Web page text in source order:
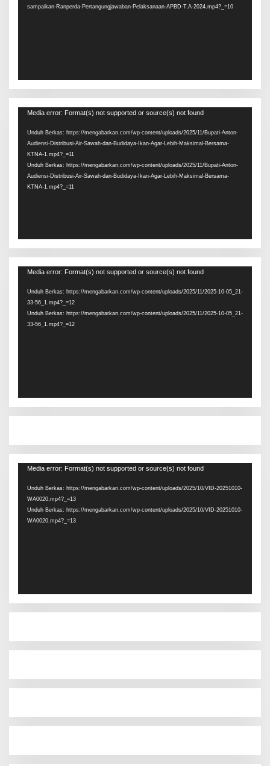
sampaikan-Ranperda-Pertangungjawaban-Pelaksanaan-APBD-T.A-2024.mp4?_=10
Pemutar
Media error: Format(s) not supported or source(s) not found
Unduh Berkas: https://mengabarkan.com/wp-content/uploads/2025/11/Bupati-Anton-
Audiensi-Distribusi-Air-Sawah-dan-Budidaya-Ikan-Agar-Lebih-Maksimal-Bersama-
KTNA-1.mp4?_=11
Unduh Berkas: https://mengabarkan.com/wp-content/uploads/2025/11/Bupati-Anton-
Audiensi-Distribusi-Air-Sawah-dan-Budidaya-Ikan-Agar-Lebih-Maksimal-Bersama-
KTNA-1.mp4?_=11
Pemutar
Media error: Format(s) not supported or source(s) not found
Unduh Berkas: https://mengabarkan.com/wp-content/uploads/2025/11/2025-10-05_21-
33-56_1.mp4?_=12
Unduh Berkas: https://mengabarkan.com/wp-content/uploads/2025/11/2025-10-05_21-
33-56_1.mp4?_=12
Pemutar
Media error: Format(s) not supported or source(s) not found
Unduh Berkas: https://mengabarkan.com/wp-content/uploads/2025/10/VID-20251010-
WA0020.mp4?_=13
Unduh Berkas: https://mengabarkan.com/wp-content/uploads/2025/10/VID-20251010-
WA0020.mp4?_=13